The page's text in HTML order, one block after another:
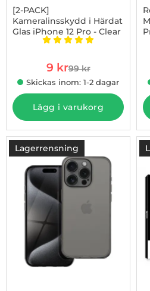
[2-PACK]
Kameralinsskydd i Härdat
Glas iPhone 12 Pro - Clear
Art. nr 1002850747Betyg: 5 stjärnor av 5
rea pris
9 krtidigare pris
99 kr
Skickas inom: 1-2 dagar
Lägg i varukorg
Lagerrensning